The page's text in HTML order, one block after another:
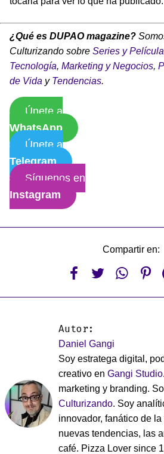
¿Qué es DUPAO magazine?
Culturizando sobre Series y
Tecnología, Marketing y Negocios,
de Vida y Tendencias.
Únete a
WhatsApp
Únete a
Telegram
Síguenos en
Instagram
Compartir en:
   
Autor:
Daniel Gangi
Soy estratega digital,
creativo en Gangi Studio
marketing y branding.
Culturizando. Soy
innovador, fanático de
nuevas tendencias, las
café. Pizza Lover since